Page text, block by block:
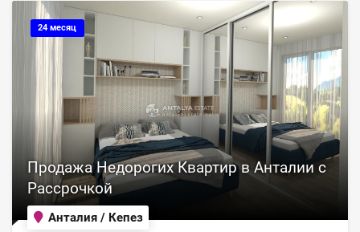
24 месяц
Анталия / Кепез
Продажа Недорогих Квартир в Анталии с
Рассрочкой